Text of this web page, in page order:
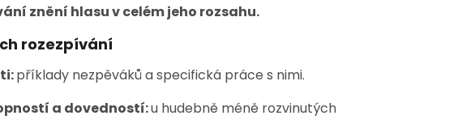
znění hlasu v celém jeho rozsahu.
rozezpívání
příklady nezpěváků a specifická práce s nimi.
a dovedností:u hudebně méně rozvinutých